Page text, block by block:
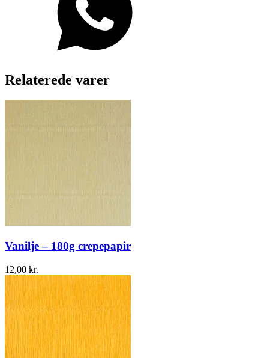
Relaterede varer
Vanilje – 180g crepepapir
12,00 kr.